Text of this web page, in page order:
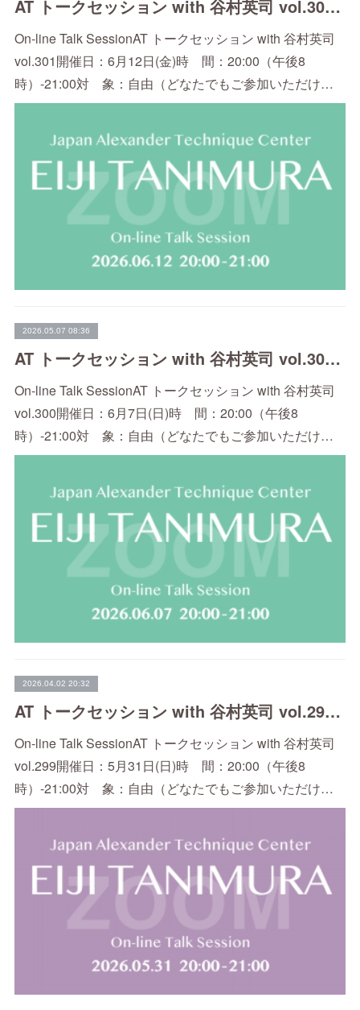
AT トークセッション with 谷村英司 vol.301（6/12）
On-line Talk SessionAT トークセッション with 谷村英司
vol.301開催日：6月12日(金)時 間：20:00（午後8
時）-21:00対 象：自由（どなたでもご参加いただけ…
2026.05.07 08:36
AT トークセッション with 谷村英司 vol.300（6/7）
On-line Talk SessionAT トークセッション with 谷村英司
vol.300開催日：6月7日(日)時 間：20:00（午後8
時）-21:00対 象：自由（どなたでもご参加いただけ…
2026.04.02 20:32
AT トークセッション with 谷村英司 vol.299（5/31）
On-line Talk SessionAT トークセッション with 谷村英司
vol.299開催日：5月31日(日)時 間：20:00（午後8
時）-21:00対 象：自由（どなたでもご参加いただけ…